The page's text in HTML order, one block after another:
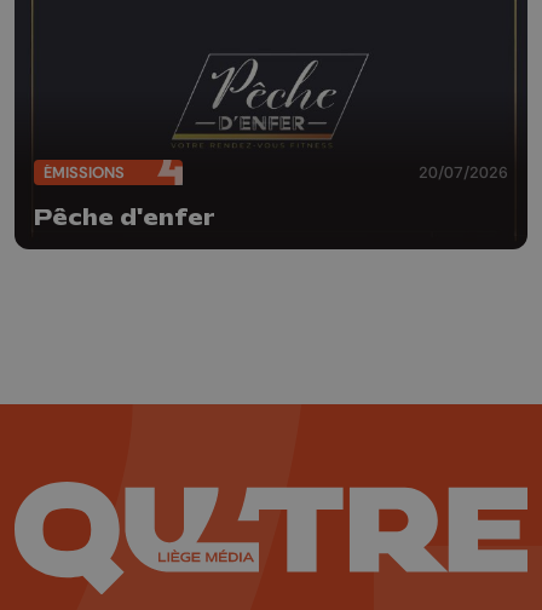
ÉMISSIONS 20/07/2026
Pêche d'enfer